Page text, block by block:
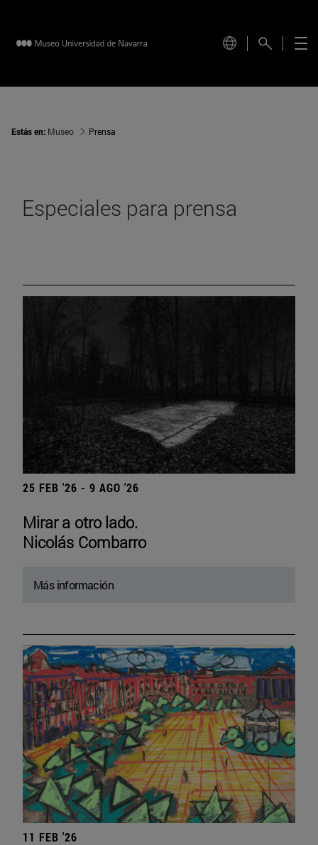
Estás en: Museo Prensa
Especiales para prensa
25 FEB '26 - 9 AGO '26
Mirar a otro lado.
Nicolás Combarro
Más información
11 FEB '26